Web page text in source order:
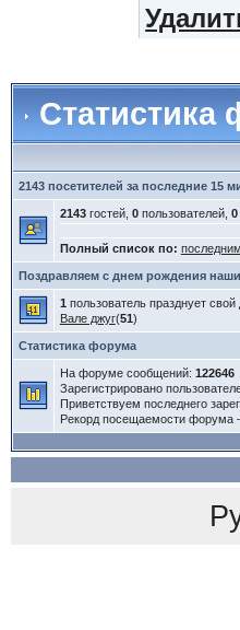
Статистика
2143 посетителей за последние 15
2143гостей, 0пользователей, 0
Полный список по:
Поздравляем с днем рождения
1 пользователь празднует
Вале джуг(51)
Статистика форума
На форуме сообщений: 122646
Зарегистрировано
Приветствуем последнего
Рекорд посещаемости форума